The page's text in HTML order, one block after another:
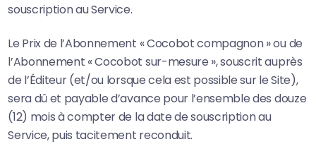
souscription au Service.
Le Prix de l’Abonnement « Cocobot compagnon » ou de
l’Abonnement « Cocobot sur-mesure », souscrit auprès
de l’Éditeur (et/ou lorsque cela est possible sur le Site),
sera dû et payable d’avance pour l’ensemble des douze
(12) mois à compter de la date de souscription au
Service, puis tacitement reconduit.